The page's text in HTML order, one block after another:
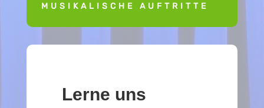
MUSIKALISCHE AUFTRITTE
Lerne uns